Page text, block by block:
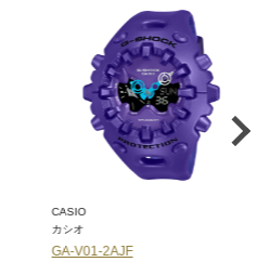
CASIO
カシオ
GA-V01-2AJF